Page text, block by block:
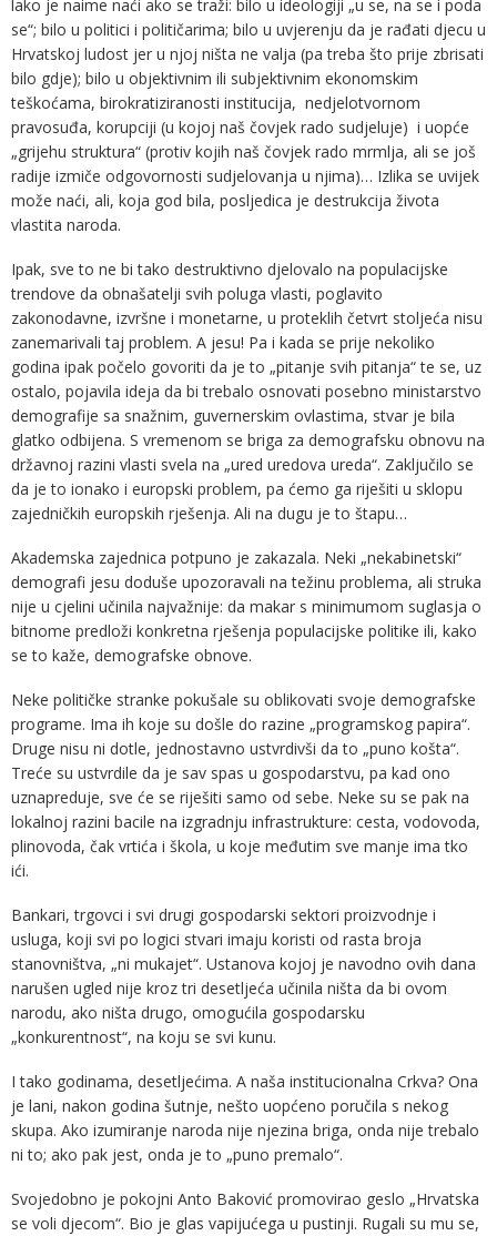
lako je naime naći ako se traži: bilo u ideologiji „u se, na se i poda
se“; bilo u politici i političarima; bilo u uvjerenju da je rađati djecu u
Hrvatskoj ludost jer u njoj ništa ne valja (pa treba što prije zbrisati
bilo gdje); bilo u objektivnim ili subjektivnim ekonomskim
teškoćama, birokratiziranosti institucija, nedjelotvornom
pravosuđa, korupciji (u kojoj naš čovjek rado sudjeluje) i uopće
„grijehu struktura“ (protiv kojih naš čovjek rado mrmlja, ali se još
radije izmiče odgovornosti sudjelovanja u njima)… Izlika se uvijek
može naći, ali, koja god bila, posljedica je destrukcija života
vlastita naroda.
Ipak, sve to ne bi tako destruktivno djelovalo na populacijske
trendove da obnašatelji svih poluga vlasti, poglavito
zakonodavne, izvršne i monetarne, u proteklih četvrt stoljeća nisu
zanemarivali taj problem. A jesu! Pa i kada se prije nekoliko
godina ipak počelo govoriti da je to „pitanje svih pitanja“ te se, uz
ostalo, pojavila ideja da bi trebalo osnovati posebno ministarstvo
demografije sa snažnim, guvernerskim ovlastima, stvar je bila
glatko odbijena. S vremenom se briga za demografsku obnovu na
državnoj razini vlasti svela na „ured uredova ureda“. Zaključilo se
da je to ionako i europski problem, pa ćemo ga riješiti u sklopu
zajedničkih europskih rješenja. Ali na dugu je to štapu…
Akademska zajednica potpuno je zakazala. Neki „nekabinetski“
demografi jesu doduše upozoravali na težinu problema, ali struka
nije u cjelini učinila najvažnije: da makar s minimumom suglasja o
bitnome predloži konkretna rješenja populacijske politike ili, kako
se to kaže, demografske obnove.
Neke političke stranke pokušale su oblikovati svoje demografske
programe. Ima ih koje su došle do razine „programskog papira“.
Druge nisu ni dotle, jednostavno ustvrdivši da to „puno košta“.
Treće su ustvrdile da je sav spas u gospodarstvu, pa kad ono
uznapreduje, sve će se riješiti samo od sebe. Neke su se pak na
lokalnoj razini bacile na izgradnju infrastrukture: cesta, vodovoda,
plinovoda, čak vrtića i škola, u koje međutim sve manje ima tko
ići.
Bankari, trgovci i svi drugi gospodarski sektori proizvodnje i
usluga, koji svi po logici stvari imaju koristi od rasta broja
stanovništva, „ni mukajet“. Ustanova kojoj je navodno ovih dana
narušen ugled nije kroz tri desetljeća učinila ništa da bi ovom
narodu, ako ništa drugo, omogućila gospodarsku
„konkurentnost“, na koju se svi kunu.
I tako godinama, desetljećima. A naša institucionalna Crkva? Ona
je lani, nakon godina šutnje, nešto uopćeno poručila s nekog
skupa. Ako izumiranje naroda nije njezina briga, onda nije trebalo
ni to; ako pak jest, onda je to „puno premalo“.
Svojedobno je pokojni Anto Baković promovirao geslo „Hrvatska
se voli djecom“. Bio je glas vapijućega u pustinji. Rugali su mu se,